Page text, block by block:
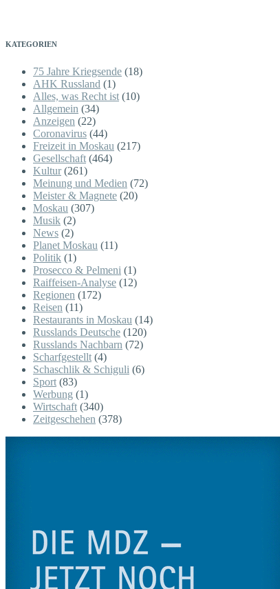
KATEGORIEN
75 Jahre Kriegsende (18)
AHK Russland (1)
Alles, was Recht ist (10)
Allgemein (34)
Anzeigen (22)
Coronavirus (44)
Freizeit in Moskau (217)
Gesellschaft (464)
Kultur(261)
Meinung und Medien (72)
Meister & Magnete (20)
Moskau (307)
Musik (2)
News (2)
Planet Moskau (11)
Politik (1)
Prosecco & Pelmeni (1)
Raiffeisen-Analyse (12)
Regionen (172)
Reisen (11)
Restaurants in Moskau (14)
Russlands Deutsche (120)
Russlands Nachbarn (72)
Scharfgestellt (4)
Schaschlik & Schiguli (6)
Sport (83)
Werbung (1)
Wirtschaft (340)
Zeitgeschehen (378)